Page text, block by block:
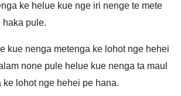
ke helue kue nge iri nenge te mete
haka pule.
kue nenga metenga ke lohot nge hehei
none pule helue kue nenga ta maul
ke lohot nge hehei pe hana.